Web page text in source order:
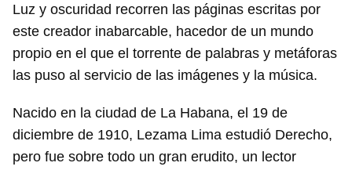
Luz y oscuridad recorren las páginas escritas por
este creador inabarcable, hacedor de un mundo
propio en el que el torrente de palabras y metáforas
las puso al servicio de las imágenes y la música.
Nacido en la ciudad de La Habana, el 19 de
diciembre de 1910, Lezama Lima estudió Derecho,
pero fue sobre todo un gran erudito, un lector